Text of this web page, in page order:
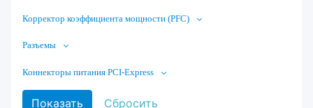
Корректор коэффициента мощности (PFC)
Разъемы
Коннекторы питания PCI-Express